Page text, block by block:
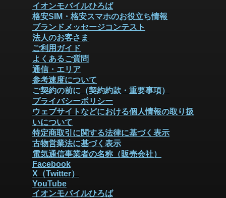
イオンモバイルひろば
格安SIM・格安スマホのお役立ち情報
ブランドメッセージコンテスト
法人のお客さま
ご利用ガイド
よくあるご質問
通信・エリア
参考速度について
ご契約の前に（契約約款・重要事項）
プライバシーポリシー
ウェブサイトなどにおける個人情報の取り扱
いについて
特定商取引に関する法律に基づく表示
古物営業法に基づく表示
電気通信事業者の名称（販売会社）
Facebook
X（Twitter）
YouTube
イオンモバイルひろば